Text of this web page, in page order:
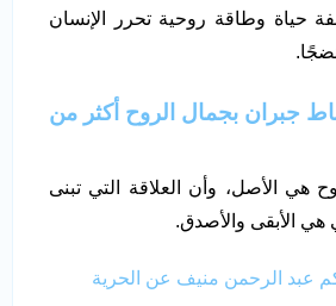
حياة وطاقة روحية تحرر الإنسان
جبران بجمال الروح أكثر من
هي الأصل، وأن العلاقة التي تبنى
هي الأبقى والأصدق.
عبد الرحمن منيف عن الحرية